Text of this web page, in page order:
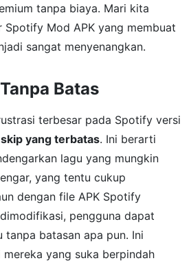
tanpa biaya. Mari kita
Spotify Mod APK yang membuat
sangat menyenangkan.
Batas
terbesar pada Spotify versi
yang terbatas. Ini berarti
lagu yang mungkin
yang tentu cukup
dengan file APK Spotify
pengguna dapat
tanpa batasan apa pun. Ini
yang suka berpindah